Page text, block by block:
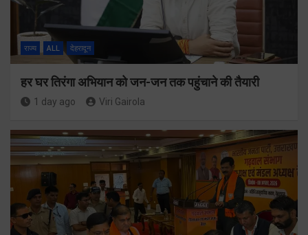
राज्य ALL देहरादून
हर घर तिरंगा अभियान को जन-जन तक पहुंचाने की तैयारी
1 day ago Viri Gairola